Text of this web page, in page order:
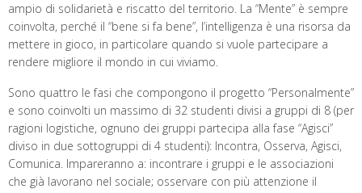
ampio di solidarietà e riscatto del territorio. La “Mente” è sempre
coinvolta, perché il “bene si fa bene”, l’intelligenza è una risorsa da
mettere in gioco, in particolare quando si vuole partecipare a
rendere migliore il mondo in cui viviamo.
Sono quattro le fasi che compongono il progetto “Personalmente”
e sono coinvolti un massimo di 32 studenti divisi a gruppi di 8 (per
ragioni logistiche, ognuno dei gruppi partecipa alla fase “Agisci”
diviso in due sottogruppi di 4 studenti): Incontra, Osserva, Agisci,
Comunica. Impareranno a: incontrare i gruppi e le associazioni
che già lavorano nel sociale; osservare con più attenzione il